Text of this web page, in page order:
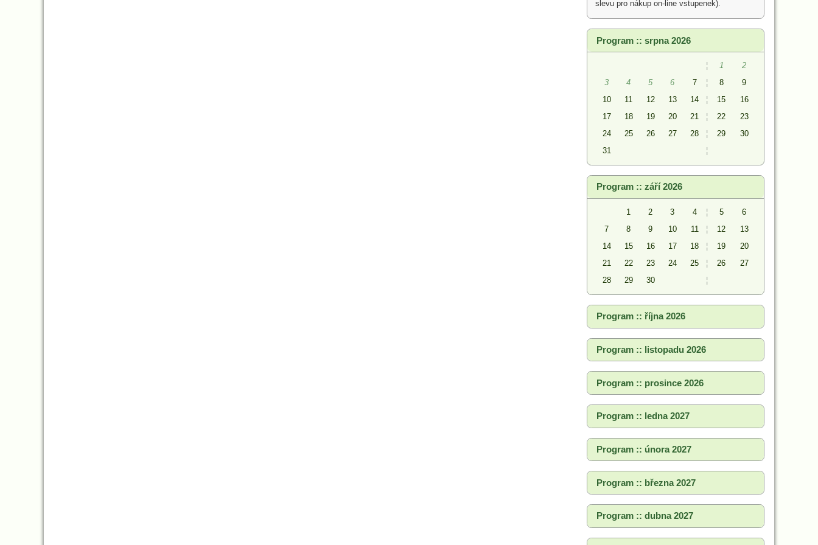
slevu pro nákup on-line vstupenek).
Program :: srpna 2026
¦ 1
2
3
4 5 6 7 ¦ 8
9
10
11 12 13 14 ¦ 15
16
17
18 19 20 21 ¦ 22
23
24
25 26 27 28 ¦ 29
30
31
¦
Program :: září 2026
1 2 3 4 ¦ 5
6
7
8 9 10 11 ¦ 12
13
14
15 16 17 18 ¦ 19
20
21
22 23 24 25 ¦ 26
27
28
29 30 ¦
Program :: října 2026
Program :: listopadu 2026
Program :: prosince 2026
Program :: ledna 2027
Program :: února 2027
Program :: března 2027
Program :: dubna 2027